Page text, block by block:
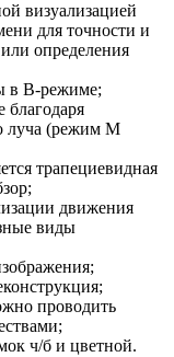
визуализацией
для точности и
определения
в В-режиме;
луча (режим М
трапециевидная
движения
виды
проводить
ч/б и цветной.